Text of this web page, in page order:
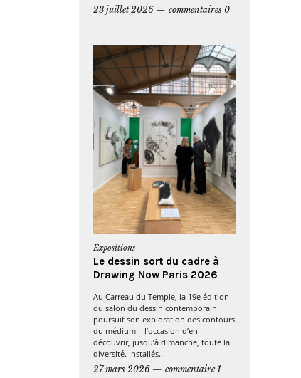
23 juillet 2026
commentaires 0
Expositions
Le dessin sort du cadre à
Drawing Now Paris 2026
Au Carreau du Temple, la 19e édition
du salon du dessin contemporain
poursuit son exploration des contours
du médium – l’occasion d’en
découvrir, jusqu’à dimanche, toute la
diversité. Installés...
27 mars 2026
commentaire 1